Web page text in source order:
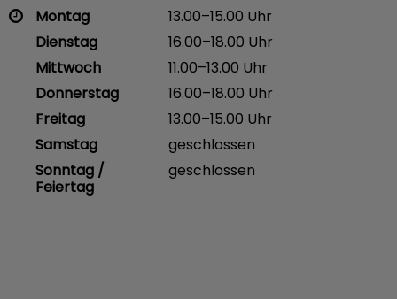
Montag
13.00–15.00 Uhr
Dienstag
16.00–18.00 Uhr
Mittwoch
11.00–13.00 Uhr
Donnerstag
16.00–18.00 Uhr
Freitag
13.00–15.00 Uhr
Samstag
geschlossen
Sonntag /
Feiertag
geschlossen